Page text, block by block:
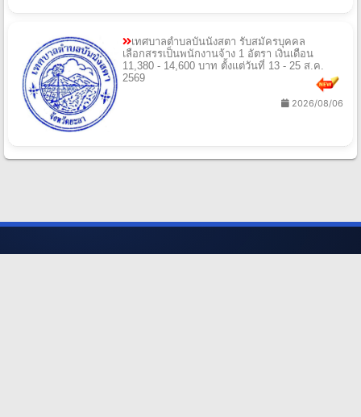
เทศบาลตําบลบันนังสตา รับสมัครบุคคล
เลือกสรรเป็นพนักงานจ้าง 1 อัตรา เงินเดือน
11,380 - 14,600 บาท ตั้งแต่วันที่ 13 - 25 ส.ค.
2569
2026/08/06